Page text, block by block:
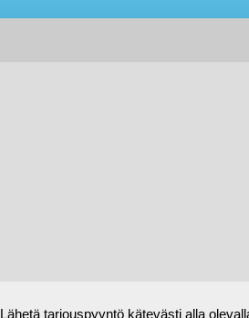
Lähetä tarjouspyyntö kätevästi alla